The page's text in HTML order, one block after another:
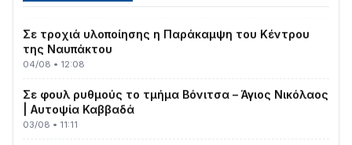
της Ναυπάκτου
04/08 • 12:08
| Αυτοψία Καββαδά
03/08 • 11:11